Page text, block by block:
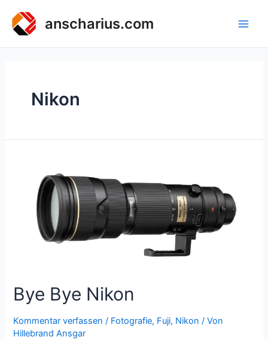
Inhalt
springen
anscharius.com
Nikon
Bye Bye Nikon
Kommentar verfassen / Fotografie, Fuji, Nikon / Von
Hillebrand Ansgar